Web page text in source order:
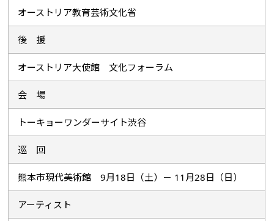
オーストリア教育芸術文化省
後 援
オーストリア大使館 文化フォーラム
会 場
トーキョーワンダーサイト渋谷
巡 回
熊本市現代美術館 9月18日（土）－ 11月28日（日）
アーティスト